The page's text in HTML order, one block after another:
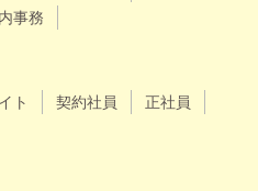
事務
ト 契約社員
正社員